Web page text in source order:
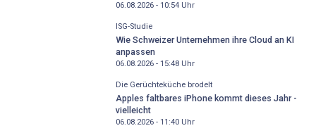
06.08.2026 - 10:54Uhr
ISG-Studie
Wie Schweizer Unternehmen ihre Cloud an KI
anpassen
06.08.2026 - 15:48Uhr
Die Gerüchteküche brodelt
Apples faltbares iPhone kommt dieses Jahr -
vielleicht
06.08.2026 - 11:40Uhr